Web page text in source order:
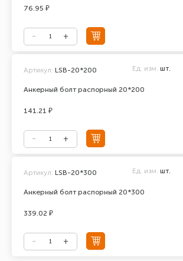
76.95 ₽
Анкерный болт распорный 20*200
Артикул: LSB-20*200 Ед. изм. шт.
141.21 ₽
Анкерный болт распорный 20*300
Артикул: LSB-20*300 Ед. изм. шт.
339.02 ₽